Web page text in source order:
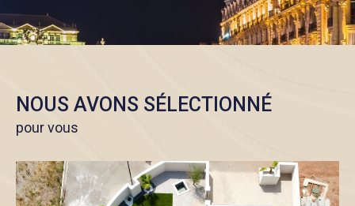
NOUS AVONS SÉLECTIONNÉ
pour vous